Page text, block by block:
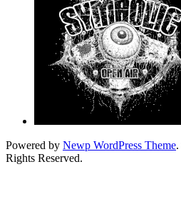
Powered by Newp WordPress Theme.
Rights Reserved.